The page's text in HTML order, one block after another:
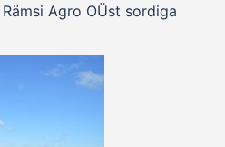
Agro OÜst sordiga